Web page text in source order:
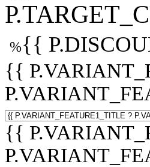
%{{
{{
{{